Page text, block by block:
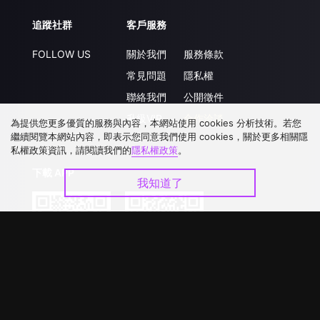
追蹤社群
FOLLOW US
客戶服務
關於我們
常見問題
聯絡我們
升級VIP
服務條款
隱私權
公開徵件
合作洽談
下載 APP
為提供您更多優質的服務與內容，本網站使用 cookies 分析技術。若您
繼續閱覽本網站內容，即表示您同意我們使用 cookies，關於更多相關隱
私權政策資訊，請閱讀我們的隱私權政策。
我知道了